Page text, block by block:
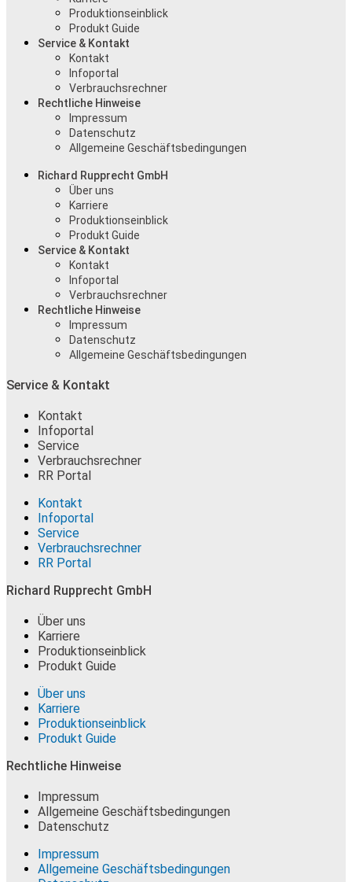
Produktionseinblick
Produkt Guide
Service & Kontakt
Kontakt
Infoportal
Verbrauchsrechner
Rechtliche Hinweise
Impressum
Datenschutz
Allgemeine Geschäftsbedingungen
Richard Rupprecht GmbH
Über uns
Karriere
Produktionseinblick
Produkt Guide
Service & Kontakt
Kontakt
Infoportal
Verbrauchsrechner
Rechtliche Hinweise
Impressum
Datenschutz
Allgemeine Geschäftsbedingungen
Service & Kontakt
Kontakt
Infoportal
Service
Verbrauchsrechner
RR Portal
Kontakt
Infoportal
Service
Verbrauchsrechner
RR Portal
Richard Rupprecht GmbH
Über uns
Karriere
Produktionseinblick
Produkt Guide
Über uns
Karriere
Produktionseinblick
Produkt Guide
Rechtliche Hinweise
Impressum
Allgemeine Geschäftsbedingungen
Datenschutz
Impressum
Allgemeine Geschäftsbedingungen